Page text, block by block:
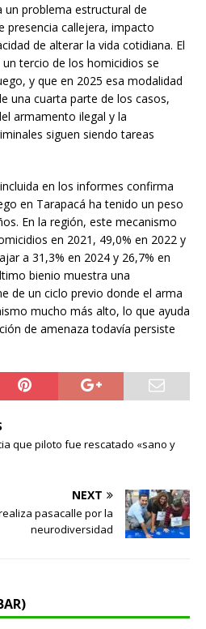
un problema estructural de
presencia callejera, impacto
de alterar la vida cotidiana. El
tercio de los homicidios se
y que en 2025 esa modalidad
una cuarta parte de los casos,
armamento ilegal y la
siguen siendo tareas
en los informes confirma
en Tarapacá ha tenido un peso
En la región, este mecanismo
en 2021, 49,0% en 2022 y
a 31,3% en 2024 y 26,7% en
bienio muestra una
de un ciclo previo donde el arma
mucho más alto, lo que ayuda
de amenaza todavía persiste
que piloto fue rescatado «sano y
NEXT
pasacalle por la
neurodiversidad